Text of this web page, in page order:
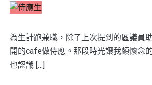
為生計跑兼職，除了上次提到的區議員
開的cafe做侍應。那段時光讓我頗懷念
也認識 […]